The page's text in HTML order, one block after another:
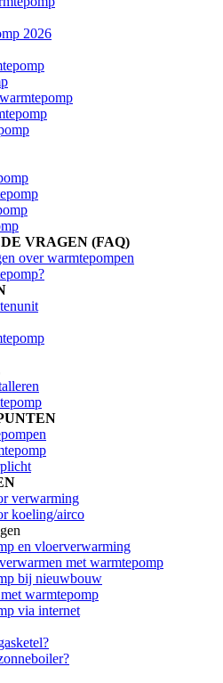
2026
VRAGEN (FAQ)
over warmtepompen
verwarming
koeling/airco
en vloerverwarming
met warmtepomp
bij nieuwbouw
warmtepomp
via internet